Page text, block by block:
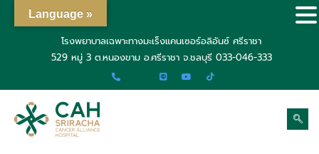
โรงพยาบาลเฉพาะทางมะเร็งแคนเซอร์อลิอันซ์ ศรีราชา
529 หมู่ 3 ต.หนองขาม อ.ศรีราชา จ.ชลบุรี 033-046-333
Language »